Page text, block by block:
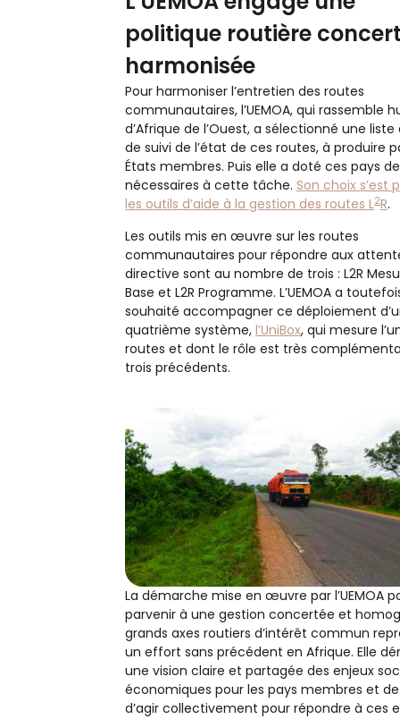
politique routière
harmonisée
Pour harmoniser l’entretien des routes
communautaires, l’UEMOA, qui rassemble
d’Afrique de l’Ouest, a sélectionné une liste
de suivi de l’état de ces routes, à produire
États membres. Puis elle a doté ces pays
nécessaires à cette tâche. Son choix s’est
les outils d’aide à la gestion des routes L2R.
Les outils mis en œuvre sur les routes
communautaires pour répondre aux
directive sont au nombre de trois : L2R
Base et L2R Programme. L’UEMOA a
souhaité accompagner ce déploiement
quatrième système, l’UniBox, qui mesure
routes et dont le rôle est très
trois précédents.
La démarche mise en œuvre par l’UEMOA
parvenir à une gestion concertée et
grands axes routiers d’intérêt commun
un effort sans précédent en Afrique. Elle
une vision claire et partagée des enjeux
économiques pour les pays membres et de
d’agir collectivement pour répondre à ces